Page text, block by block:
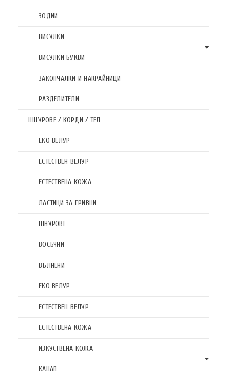
ЗОДИИ
ВИСУЛКИ
ВИСУЛКИ БУКВИ
ЗАКОПЧАЛКИ И НАКРАЙНИЦИ
РАЗДЕЛИТЕЛИ
ШНУРОВЕ / КОРДИ / ТЕЛ
ЕКО ВЕЛУР
ЕСТЕСТВЕН ВЕЛУР
ЕСТЕСТВЕНА КОЖА
ЛАСТИЦИ ЗА ГРИВНИ
ШНУРОВЕ
ВОСЪЧНИ
ВЪЛНЕНИ
ЕКО ВЕЛУР
ЕСТЕСТВЕН ВЕЛУР
ЕСТЕСТВЕНА КОЖА
ИЗКУСТВЕНА КОЖА
КАНАП